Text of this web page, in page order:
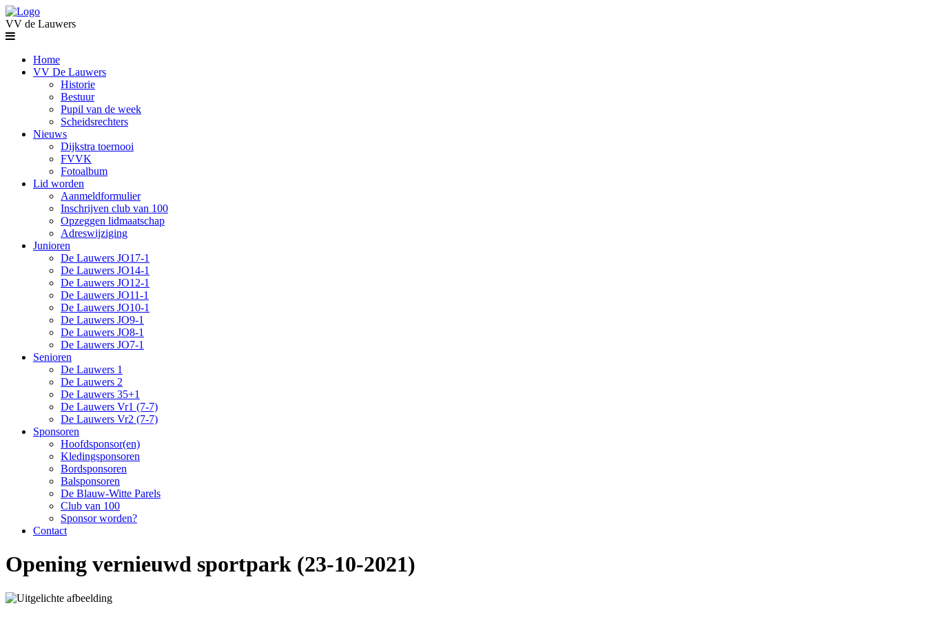
VV de Lauwers
Home
VV De Lauwers
Historie
Bestuur
Pupil van de week
Scheidsrechters
Nieuws
Dijkstra toernooi
FVVK
Fotoalbum
Lid worden
Aanmeldformulier
Inschrijven club van 100
Opzeggen lidmaatschap
Adreswijziging
Junioren
De Lauwers JO17-1
De Lauwers JO14-1
De Lauwers JO12-1
De Lauwers JO11-1
De Lauwers JO10-1
De Lauwers JO9-1
De Lauwers JO8-1
De Lauwers JO7-1
Senioren
De Lauwers 1
De Lauwers 2
De Lauwers 35+1
De Lauwers Vr1 (7-7)
De Lauwers Vr2 (7-7)
Sponsoren
Hoofdsponsor(en)
Kledingsponsoren
Bordsponsoren
Balsponsoren
De Blauw-Witte Parels
Club van 100
Sponsor worden?
Contact
Opening vernieuwd sportpark (23-10-2021)